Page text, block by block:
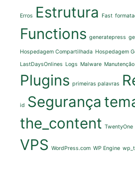
Erros Estrutura Fast
Functions generatepress
Hospedagem Compartilhada Hospedagem
LastDaysOnlines Logs Malware Manutenção
Plugins primeiras palavras
id Segurança
the_content TwentyOne
VPS WordPress.com WP Engine